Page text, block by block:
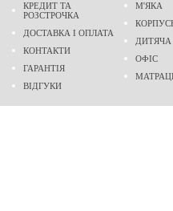
КРЕДИТ ТА
РОЗСТРОЧКА
ДОСТАВКА І ОПЛАТА
КОНТАКТИ
ГАРАНТІЯ
ВІДГУКИ
М'ЯКА
ДИТЯЧА
ОФІС